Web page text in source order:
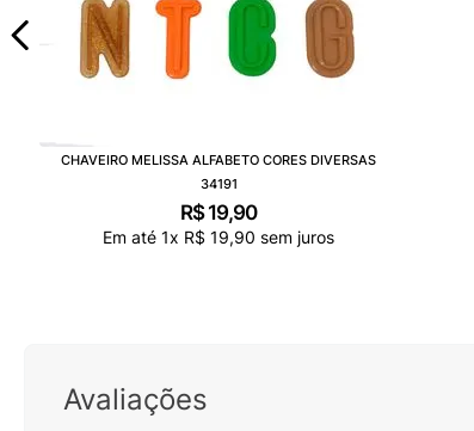
CHAVEIRO MELISSA ALFABETO CORES DIVERSAS
34191
R$ 19,90
Em até 1x R$ 19,90 sem juros
Avaliações